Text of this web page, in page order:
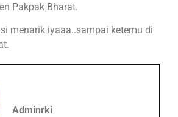
Pakpak Bharat.
menarik iyaaa..sampai ketemu di
Adminrki